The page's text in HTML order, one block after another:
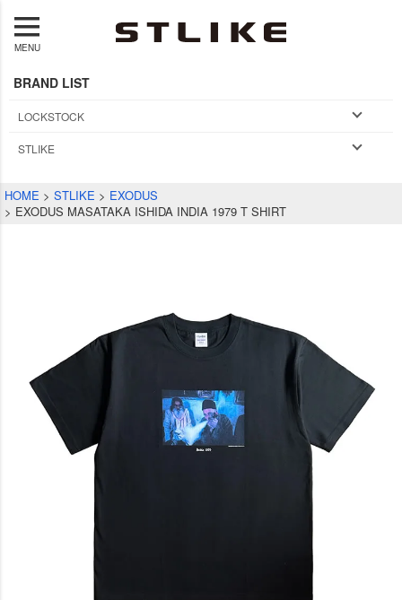
MENU
BRAND LIST
LOCKSTOCK
STLIKE
HOME STLIKE
EXODUS
EXODUS MASATAKA ISHIDA INDIA 1979 T SHIRT